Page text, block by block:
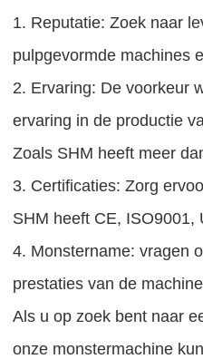
1. Reputatie: Zoek naar
pulpgevormde machines
2. Ervaring: De voorkeur
ervaring in de productie
Zoals SHM heeft meer
3. Certificaties: Zorg
SHM heeft CE, ISO9001,
4. Monstername: vragen
prestaties van de
Als u op zoek bent naar
onze monstermachine